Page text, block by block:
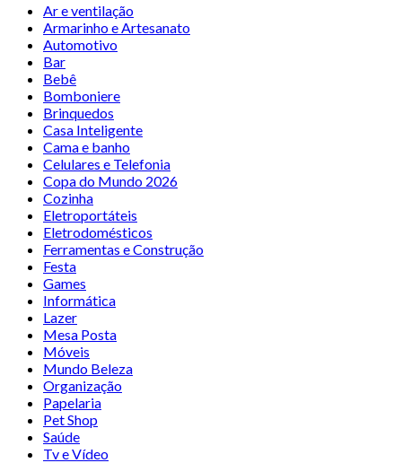
Ar e ventilação
Armarinho e Artesanato
Automotivo
Bar
Bebê
Bomboniere
Brinquedos
Casa Inteligente
Cama e banho
Celulares e Telefonia
Copa do Mundo 2026
Cozinha
Eletroportáteis
Eletrodomésticos
Ferramentas e Construção
Festa
Games
Informática
Lazer
Mesa Posta
Móveis
Mundo Beleza
Organização
Papelaria
Pet Shop
Saúde
Tv e Vídeo